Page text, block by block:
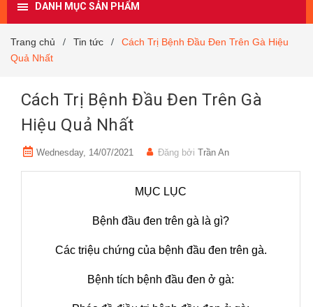
DANH MỤC SẢN PHẨM
Trang chủ / Tin tức /
Cách Trị Bệnh Đầu Đen Trên Gà Hiệu
Quả Nhất
Cách Trị Bệnh Đầu Đen Trên Gà
Hiệu Quả Nhất
Wednesday, 14/07/2021 Đăng bởi Trần An
MỤC LỤC
Bệnh đầu đen trên gà là gì?
Các triệu chứng của bệnh đầu đen trên gà.
Bệnh tích bệnh đầu đen ở gà: